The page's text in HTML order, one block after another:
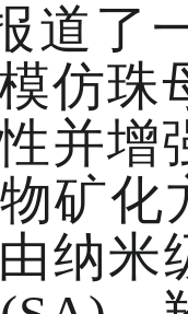
道了
仿珠
并增
矿化
纳米